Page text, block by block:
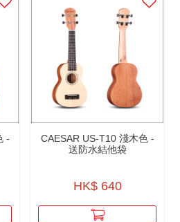
-
CAESAR US-T10 淺木色 -
送防水結他袋
HK$ 640